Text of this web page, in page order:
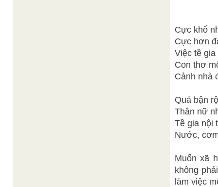
Cực khổ
Cực hơn
Việc tề
Con thơ
Cảnh nhà
Quá bận
Thân nữ
Tề gia nội
Nước,
Muốn xã
không
làm việc